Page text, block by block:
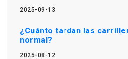
2025-09-13
¿Cuánto tardan las
normal?
2025-08-12